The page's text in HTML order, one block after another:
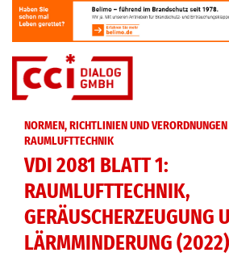
Skip
to
content
NORMEN, RICHTLINIEN UND VERORDNUNGEN
RAUMLUFTTECHNIK
VDI 2081 BLATT 1:
RAUMLUFTTECHNIK,
GERÄUSCHERZEUGUNG
LÄRMMINDERUNG (2022)